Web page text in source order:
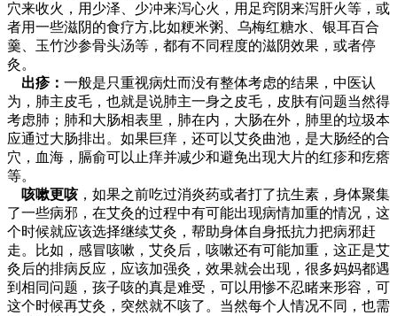
穴来收火，用少泽、少冲来泻心火，用足窍阴来泻肝火等，或
者用一些滋阴的食疗方,比如粳米粥、乌梅红糖水、银耳百合
羹、玉竹沙参骨头汤等，都有不同程度的滋阴效果，或者停
灸。
出疹： 一般是只重视病灶而没有整体考虑的结果，中医认
为，肺主皮毛，也就是说肺主一身之皮毛，皮肤有问题当然得
考虑肺；肺和大肠相表里，肺在内，大肠在外，肺里的垃圾本
应通过大肠排出。如果巨痒，还可以艾灸曲池，是大肠经的合
穴，血海，膈俞可以止痒并减少和避免出现大片的红疹和疙瘩
等。
咳嗽更咳，如果之前吃过消炎药或者打了抗生素，身体聚集
了一些病邪，在艾灸的过程中有可能出现病情加重的情况，这
个时候就应该选择继续艾灸，帮助身体自身抵抗力把病邪赶
走。比如，感冒咳嗽，艾灸后，咳嗽还有可能加重，这正是艾
灸后的排病反应，应该加强灸，效果就会出现，很多妈妈都遇
到相同问题，孩子咳的真是难受，可以用惨不忍睹来形容，可
这个时候再艾灸，突然就不咳了。当然每个人情况不同，也需